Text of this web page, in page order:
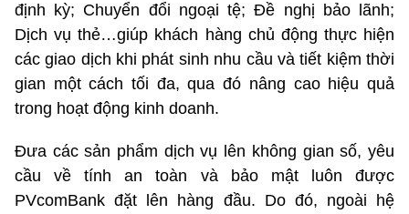
định kỳ; Chuyển đổi ngoại tệ; Đề nghị bảo lãnh;
Dịch vụ thẻ…giúp khách hàng chủ động thực hiện
các giao dịch khi phát sinh nhu cầu và tiết kiệm thời
gian một cách tối đa, qua đó nâng cao hiệu quả
trong hoạt động kinh doanh.
Đưa các sản phẩm dịch vụ lên không gian số, yêu
cầu về tính an toàn và bảo mật luôn được
PVcomBank đặt lên hàng đầu. Do đó, ngoài hệ